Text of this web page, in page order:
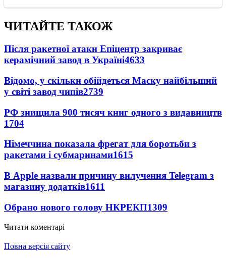
ЧИТАЙТЕ ТАКОЖ
Після ракетної атаки Епіцентр закриває
керамічний завод в Україні4633
Відомо, у скільки обійдеться Маску найбільший
у світі завод чипів2739
РФ знищила 900 тисяч книг одного з видавництв
1704
Німеччина показала фрегат для боротьби з
ракетами і субмаринами1615
В Apple назвали причину вилучення Telegram з
магазину додатків1611
Обрано нового голову НКРЕКП1309
Читати коментарі
Повна версія сайту